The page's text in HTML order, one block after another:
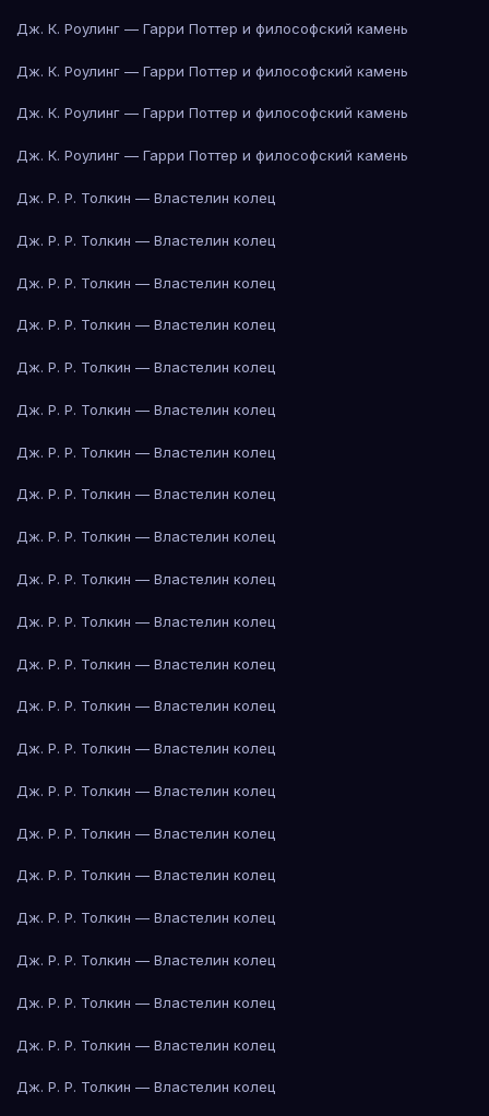
Дж. К. Роулинг — Гарри Поттер и философский камень
Дж. К. Роулинг — Гарри Поттер и философский камень
Дж. К. Роулинг — Гарри Поттер и философский камень
Дж. К. Роулинг — Гарри Поттер и философский камень
Дж. Р. Р. Толкин — Властелин колец
Дж. Р. Р. Толкин — Властелин колец
Дж. Р. Р. Толкин — Властелин колец
Дж. Р. Р. Толкин — Властелин колец
Дж. Р. Р. Толкин — Властелин колец
Дж. Р. Р. Толкин — Властелин колец
Дж. Р. Р. Толкин — Властелин колец
Дж. Р. Р. Толкин — Властелин колец
Дж. Р. Р. Толкин — Властелин колец
Дж. Р. Р. Толкин — Властелин колец
Дж. Р. Р. Толкин — Властелин колец
Дж. Р. Р. Толкин — Властелин колец
Дж. Р. Р. Толкин — Властелин колец
Дж. Р. Р. Толкин — Властелин колец
Дж. Р. Р. Толкин — Властелин колец
Дж. Р. Р. Толкин — Властелин колец
Дж. Р. Р. Толкин — Властелин колец
Дж. Р. Р. Толкин — Властелин колец
Дж. Р. Р. Толкин — Властелин колец
Дж. Р. Р. Толкин — Властелин колец
Дж. Р. Р. Толкин — Властелин колец
Дж. Р. Р. Толкин — Властелин колец